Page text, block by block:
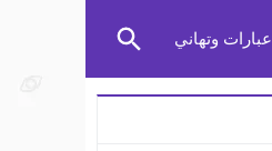
عبارات وتهاني